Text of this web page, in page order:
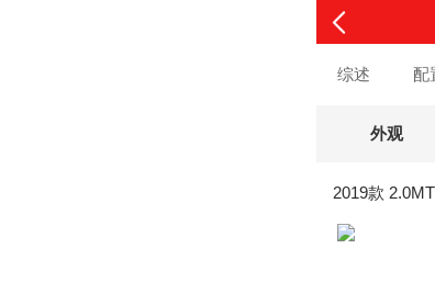
综述 配
外观
2019款